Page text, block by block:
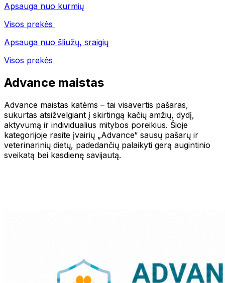
Apsauga nuo kurmių
Visos prekės
Apsauga nuo šliužų, sraigių
Visos prekės
Advance maistas
Advance maistas katėms – tai visavertis pašaras,
sukurtas atsižvelgiant į skirtingą kačių amžių, dydį,
aktyvumą ir individualius mitybos poreikius. Šioje
kategorijoje rasite įvairių „Advance“ sausų pašarų ir
veterinarinių dietų, padedančių palaikyti gerą augintinio
sveikatą bei kasdienę savijautą.